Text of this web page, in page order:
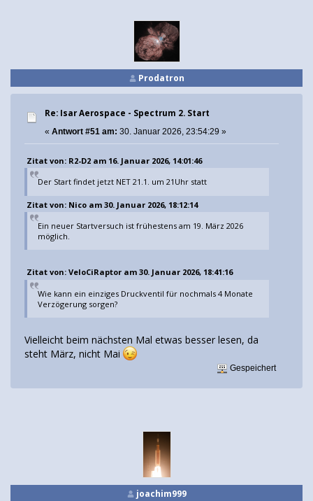
Prodatron
Re: Isar Aerospace - Spectrum 2. Start
« Antwort #51 am: 30. Januar 2026, 23:54:29 »
Zitat von: R2-D2 am 16. Januar 2026, 14:01:46
Der Start findet jetzt NET 21.1. um 21Uhr statt
Zitat von: Nico am 30. Januar 2026, 18:12:14
Ein neuer Startversuch ist frühestens am 19. März 2026
möglich.
Zitat von: VeloCiRaptor am 30. Januar 2026, 18:41:16
Wie kann ein einziges Druckventil für nochmals 4 Monate
Verzögerung sorgen?
Vielleicht beim nächsten Mal etwas besser lesen, da
steht März, nicht Mai
Gespeichert
joachim999